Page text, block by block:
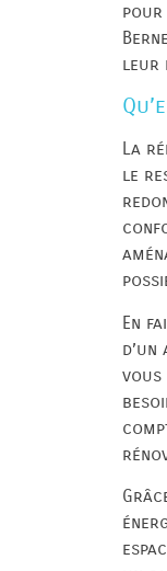
pour
leur
La
le
En